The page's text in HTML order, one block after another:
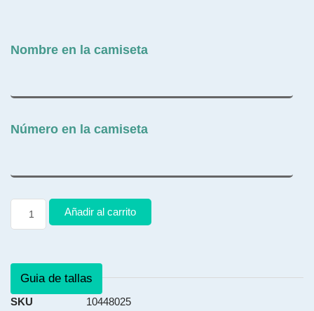
Nombre en la camiseta
Número en la camiseta
Añadir al carrito
Guia de tallas
SKU
10448025